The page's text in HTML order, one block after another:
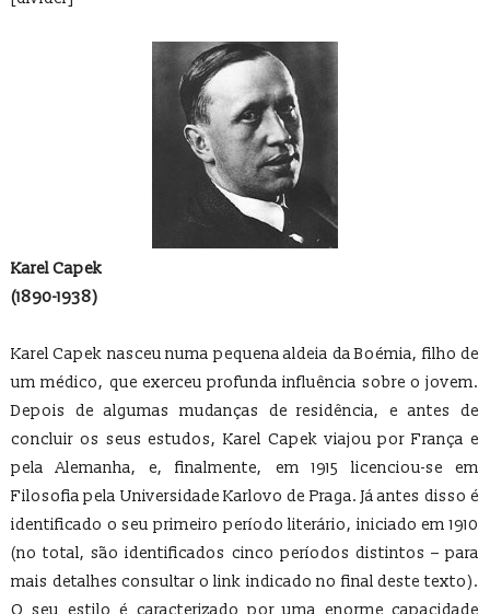
Karel Capek
(1890-1938)
Karel Capek nasceu numa pequena aldeia da Boémia, filho de
um médico, que exerceu profunda influência sobre o jovem.
Depois de algumas mudanças de residência, e antes de
concluir os seus estudos, Karel Capek viajou por França e
pela Alemanha, e, finalmente, em 1915 licenciou-se em
Filosofia pela Universidade Karlovo de Praga. Já antes disso é
identificado o seu primeiro período literário, iniciado em 1910
(no total, são identificados cinco períodos distintos – para
mais detalhes consultar o link indicado no final deste texto).